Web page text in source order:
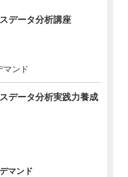
データ分析講座
マンド
データ分析実践力養成
マンド